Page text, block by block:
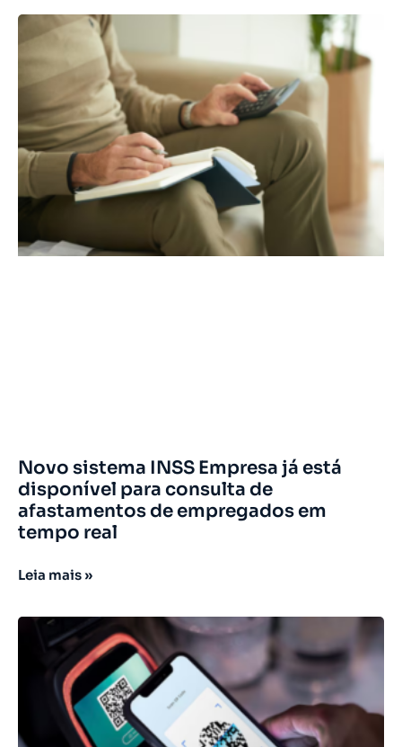
Novo sistema INSS Empresa já está
disponível para consulta de
afastamentos de empregados em
tempo real
Leia mais »